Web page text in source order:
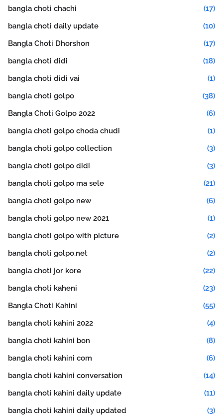
bangla choti chachi
(17)
bangla choti daily update
(10)
Bangla Choti Dhorshon
(17)
bangla choti didi
(18)
bangla choti didi vai
(1)
bangla choti golpo
(38)
Bangla Choti Golpo 2022
(6)
bangla choti golpo choda chudi
(1)
bangla choti golpo collection
(3)
bangla choti golpo didi
(3)
bangla choti golpo ma sele
(21)
bangla choti golpo new
(6)
bangla choti golpo new 2021
(1)
bangla choti golpo with picture
(2)
bangla choti golpo.net
(2)
bangla choti jor kore
(22)
bangla choti kaheni
(23)
Bangla Choti Kahini
(55)
bangla choti kahini 2022
(4)
bangla choti kahini bon
(8)
bangla choti kahini com
(6)
bangla choti kahini conversation
(14)
bangla choti kahini daily update
(11)
bangla choti kahini daily updated
(3)